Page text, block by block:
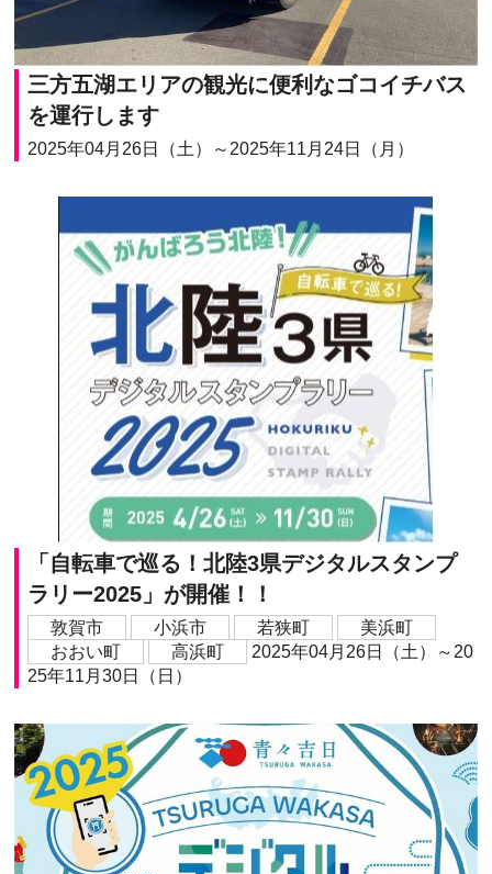
三方五湖エリアの観光に便利なゴコイチバス
を運行します
2025年04月26日（土）～2025年11月24日（月）
「自転車で巡る！北陸3県デジタルスタンプ
ラリー2025」が開催！！
敦賀市 小浜市 若狭町
美浜町
おおい町
高浜町
2025年04月26日（土）～20
25年11月30日（日）